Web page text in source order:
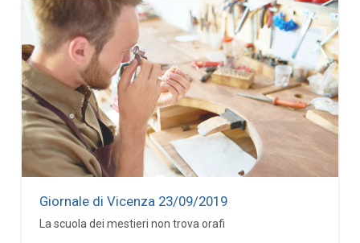
Giornale di Vicenza 23/09/2019
La scuola dei mestieri non trova orafi